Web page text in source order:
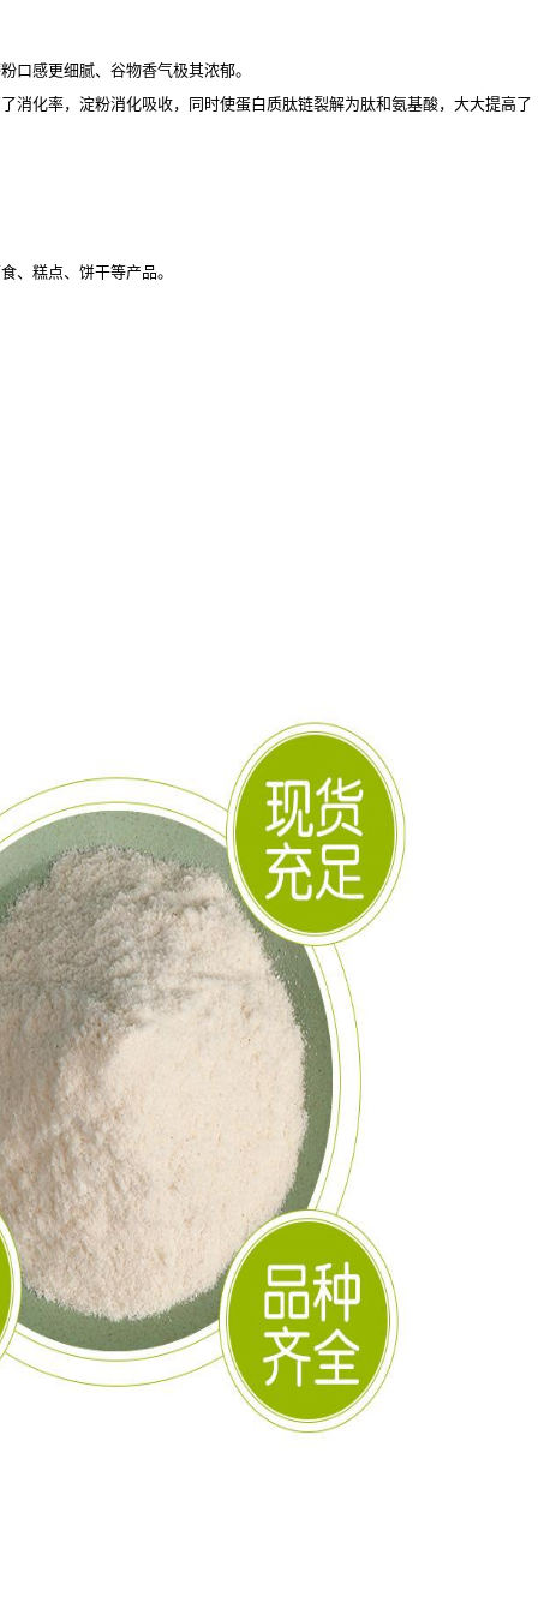
口感更细腻、谷物香气极其浓郁。
消化率，淀粉消化吸收，同时使蛋白质肽链裂解为肽和氨基酸，大大提高了
、糕点、饼干等产品。